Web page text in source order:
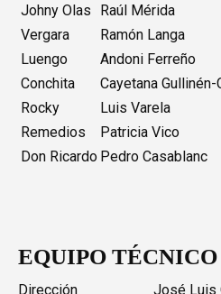
Johny Olas
Raúl Mérida
Vergara
Ramón Langa
Luengo
Andoni Ferreño
Conchita
Cayetana Gullinén-
Rocky
Luis Varela
Remedios
Patricia Vico
Don Ricardo Pedro Casablanc
EQUIPO TÉCNICO
Dirección José Luis